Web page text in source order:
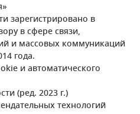
зарегистрировано в
в сфере связи,
и массовых коммуникаций
года.
и автоматического
(ред. 2023 г.)
технологий